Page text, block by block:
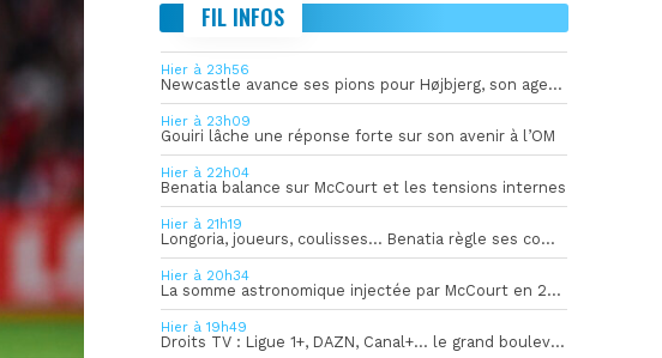
FIL INFOS
Hier à 23h56
Newcastle avance ses pions pour Højbjerg, son agent sort du silence
Hier à 23h09
Gouiri lâche une réponse forte sur son avenir à l’OM
Hier à 22h04
Benatia balance sur McCourt et les tensions internes
Hier à 21h19
Longoria, joueurs, coulisses… Benatia règle ses comptes !
Hier à 20h34
La somme astronomique injectée par McCourt en 2026 pour soutenir l’OM
Hier à 19h49
Droits TV : Ligue 1+, DAZN, Canal+… le grand bouleversement